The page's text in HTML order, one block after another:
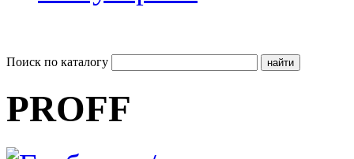
Поиск по каталогу
PROFF